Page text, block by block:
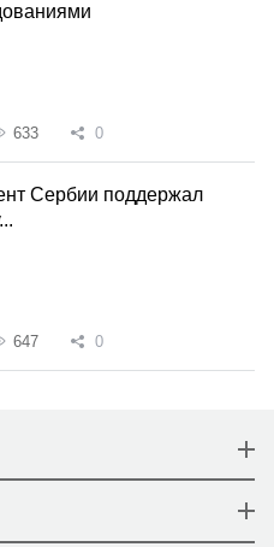
633 0
Сербии поддержал
647 0